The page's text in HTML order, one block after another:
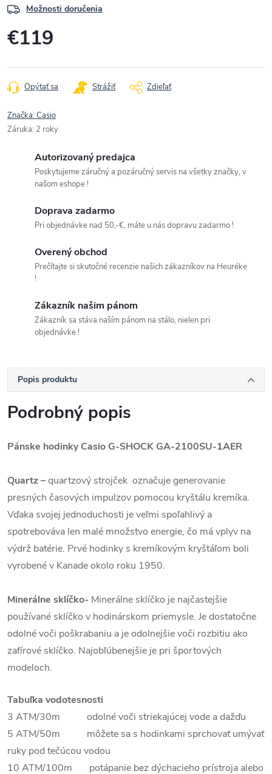
Možnosti doručenia
€119
cena:
Opýtať sa Strážiť Zdieľať
Značka:Casio
Záruka: 2 roky
Autorizovaný predajca
Poskytujeme záručný a pozáručný servis na všetky značky, v
našom eshope !
Doprava zadarmo
Pri objednávke nad 50,-€, máte u nás dopravu zadarmo !
Overený obchod
Prečítajte si skutočné recenzie našich zákazníkov na Heuréke
!
Zákazník našim pánom
Zákazník sa stáva naším pánom na stálo, nielen pri
objednávke !
Popis produktu
Podrobný popis
Pánske hodinky Casio G-SHOCK GA-2100SU-1AER
Quartz–quartzový strojček označuje generovanie
presných časových impulzov pomocou kryštálu kremíka.
Vďaka svojej jednoduchosti je veľmi spoľahlivý a
spotrebováva len malé množstvo energie, čo má vplyv na
výdrž batérie. Prvé hodinky s kremíkovým kryštáľom boli
vyrobené v Kanade okolo roku 1950.
Minerálne sklíčko- Minerálne sklíčko je najčastejšie
používané sklíčko v hodinárskom priemysle. Je dostatočne
odolné voči poškrabaniu a je odolnejšie voči rozbitiu ako
zafírové sklíčko. Najobľúbenejšie je pri športových
modeloch.
Tabuľka vodotesnosti
3 ATM/30m odolné voči striekajúcej vode a dažďu
5 ATM/50m môžete sa s hodinkami sprchovať umývať
ruky pod tečúcou vodou
10 ATM/100m potápanie bez dýchacieho prístroja alebo